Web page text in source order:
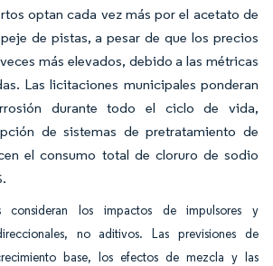
optan cada vez más por el acetato de
de pistas, a pesar de que los precios
más elevados, debido a las métricas
Las licitaciones municipales ponderan
durante todo el ciclo de vida,
de sistemas de pretratamiento de
el consumo total de cloruro de sodio
consideran los impactos de impulsores y
no aditivos. Las previsiones de
base, los efectos de mezcla y las